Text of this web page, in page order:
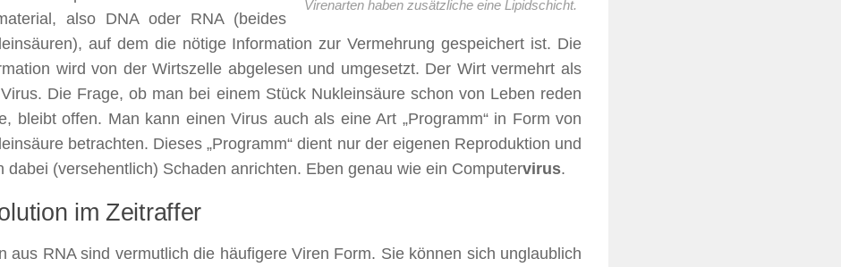
Virenarten haben zusätzliche eine Lipidschicht.
also DNA oder RNA (beides
auf dem die nötige Information zur Vermehrung gespeichert ist. Die
wird von der Wirtszelle abgelesen und umgesetzt. Der Wirt vermehrt als
Die Frage, ob man bei einem Stück Nukleinsäure schon von Leben reden
bleibt offen. Man kann einen Virus auch als eine Art „Programm“ in Form von
betrachten. Dieses „Programm“ dient nur der eigenen Reproduktion und
dabei (versehentlich) Schaden anrichten. Eben genau wie ein Computervirus.
im Zeitraffer
aus RNA sind vermutlich die häufigere Viren Form. Sie können sich unglaublich